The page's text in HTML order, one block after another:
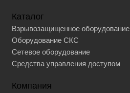
Каталог
Взрывозащищенное оборудование
Оборудование СКС
Сетевое оборудование
Средства управления доступом
Компания